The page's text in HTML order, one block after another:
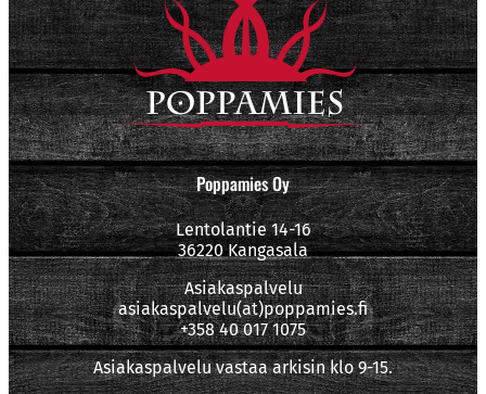
Poppamies Oy
Lentolantie 14-16
36220 Kangasala
Asiakaspalvelu
asiakaspalvelu(at)poppamies.fi
+358 40 017 1075
Asiakaspalvelu vastaa arkisin klo 9-15.